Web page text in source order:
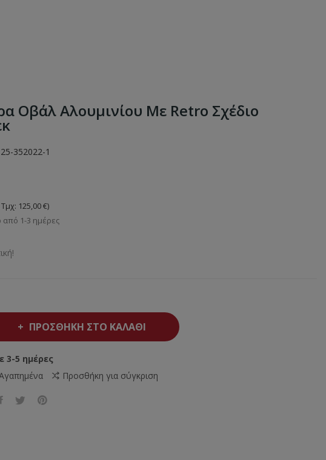
Οβάλ Αλουμινίου Με Retro Σχέδιο
25-352022-1
125,00 €)
από 1-3 ημέρες
ΠΡΟΣΘΉΚΗ ΣΤΟ ΚΑΛΆΘΙ
3-5 ημέρες
Προσθήκη για σύγκριση